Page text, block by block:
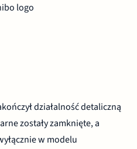
działalność detaliczną
zostały zamknięte, a
w modelu